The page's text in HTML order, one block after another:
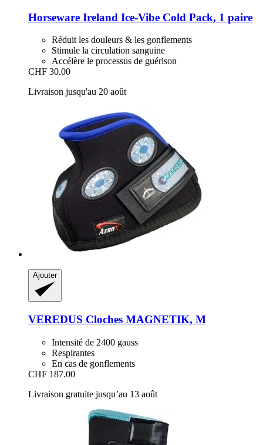
Horseware Ireland Ice-​Vibe Cold Pack, 1 paire
Réduit les douleurs & les gonflements
Stimule la circulation sanguine
Accélère le processus de guérison
CHF 30.00
Livraison jusqu'au 20 août
Ajouter
VEREDUS Cloches MAGNETIK, M
Intensité de 2400 gauss
Respirantes
En cas de gonflements
CHF 187.00
Livraison gratuite jusqu’au 13 août